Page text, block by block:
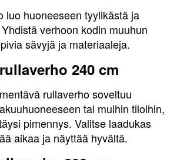
luo huoneeseen tyylikästä ja
verhoon kodin muuhun
sävyjä ja materiaaleja.
240 cm
rullaverho soveltuu
tai muihin tiloihin,
pimennys. Valitse laadukas
aikaa ja näyttää hyvältä.